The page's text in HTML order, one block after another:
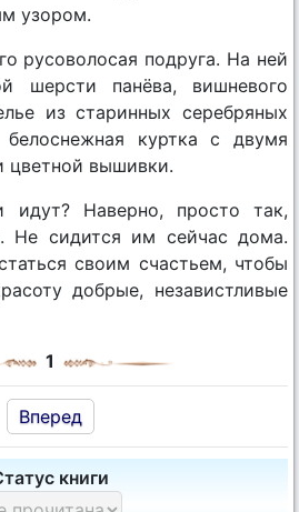
узором.
русоволосая подруга. На ней
шерсти панёва, вишневого
из старинных серебряных
куртка с двумя
цветной вышивки.
идут? Наверно, просто так,
Не сидится им сейчас дома.
своим счастьем, чтобы
добрые, независтливые
1
Вперед
книги